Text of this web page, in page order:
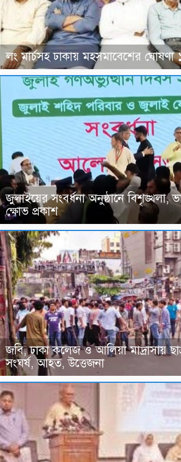
লং মার্চসহ ঢাকায় মহসমাবেশের
জুলাইয়ের সংবর্ধনা অনুষ্ঠানে বিশৃঙ্খলা,
ক্ষোভ প্রকাশ
জবি, ঢাকা কলেজ ও আলিয়া মাদ্রাসায়
সংঘর্ষ, আহত, উত্তেজনা